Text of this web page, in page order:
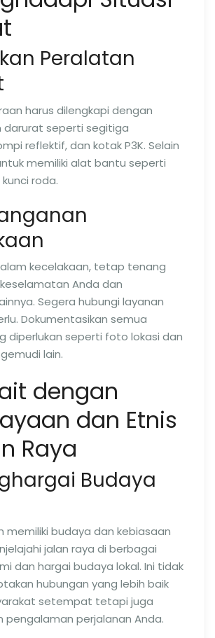
Peralatan
harus dilengkapi dengan
darurat seperti segitiga
reflektif, dan kotak P3K. Selain
memiliki alat bantu seperti
roda.
kecelakaan, tetap tenang
Anda dan
Segera hubungi layanan
Dokumentasikan semua
diperlukan seperti foto lokasi dan
lain.
dengan
dan Etnis
Raya
Budaya
memiliki budaya dan kebiasaan
jalan raya di berbagai
dan hargai budaya lokal. Ini tidak
hubungan yang lebih baik
setempat tetapi juga
pengalaman perjalanan Anda.